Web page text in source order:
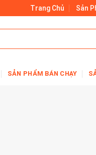
Trang Chủ Sản
SẢN PHẨM BÁN CHẠY